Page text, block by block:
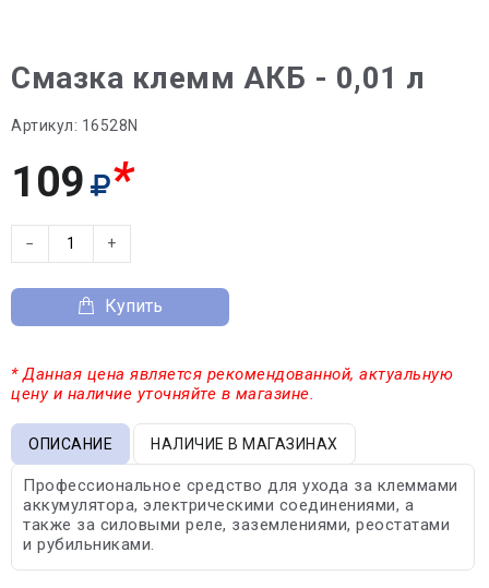
Смазка клемм АКБ - 0,01 л
Артикул: 16528N
109 *
− +
Купить
* Данная цена является рекомендованной, актуальную
цену и наличие уточняйте в магазине.
ОПИСАНИЕ НАЛИЧИЕ В МАГАЗИНАХ
Профессиональное средство для ухода за клеммами
аккумулятора, электрическими соединениями, а
также за силовыми реле, заземлениями, реостатами
и рубильниками.